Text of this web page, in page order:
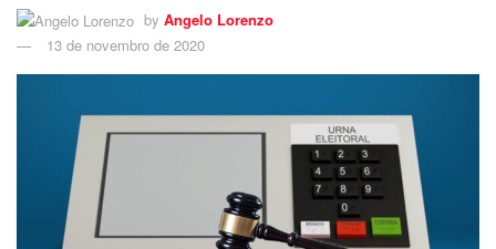
by Angelo Lorenzo
13 de novembro de 2020